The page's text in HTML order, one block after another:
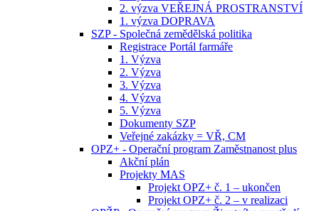
2. výzva VEŘEJNÁ PROSTRANSTVÍ
1. výzva DOPRAVA
SZP - Společná zemědělská politika
Registrace Portál farmáře
1. Výzva
2. Výzva
3. Výzva
4. Výzva
5. Výzva
Dokumenty SZP
Veřejné zakázky = VŘ, CM
OPZ+ - Operační program Zaměstnanost plus
Akční plán
Projekty MAS
Projekt OPZ+ č. 1 – ukončen
Projekt OPZ+ č. 2 – v realizaci